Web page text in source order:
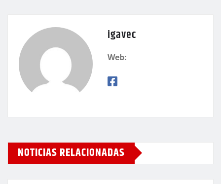
igavec
Web:
NOTICIAS RELACIONADAS